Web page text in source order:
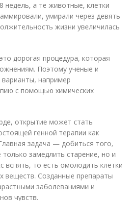
недель, а те животные, клетки
умирали через девять
жизни увеличилась
дорогая процедура, которая
Поэтому ученые и
варианты, например
с помощью химических
открытие может стать
генной терапии как
задача — добиться того,
замедлить старение, но и
вспять, то есть омолодить клетки
веществ. Созданные препараты
заболеваниями и
чувств.